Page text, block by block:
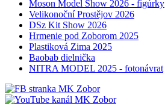
Moson Model Show 2026 - figúrky
Velikonoční Prostějov 2026
DSz Kit Show 2026
Hrmenie pod Zoborom 2025
Plastiková Zima 2025
Baobab dielnička
NITRA MODEL 2025 - fotonávrat